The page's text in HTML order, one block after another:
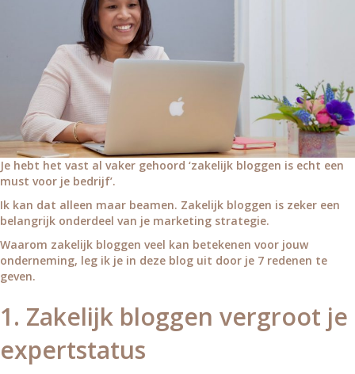
Je hebt het vast al vaker gehoord ‘zakelijk bloggen is echt een
must voor je bedrijf’.
Ik kan dat alleen maar beamen. Zakelijk bloggen is zeker een
belangrijk onderdeel van je marketing strategie.
Waarom zakelijk bloggen veel kan betekenen voor jouw
onderneming, leg ik je in deze blog uit door je 7 redenen te
geven.
1. Zakelijk bloggen vergroot je
expertstatus